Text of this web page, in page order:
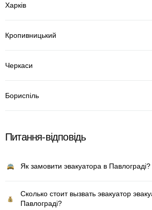
Харків
Кропивницький
Черкаси
Бориспіль
Питання-відповідь
Як замовити эвакуатора в Павлограді?
Сколько стоит вызвать эвакуатор
Павлограді?